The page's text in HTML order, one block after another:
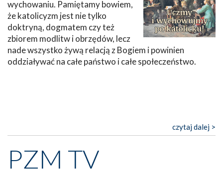
wychowaniu. Pamiętamy bowiem,
że katolicyzm jest nie tylko
doktryną, dogmatem czy też
zbiorem modlitw i obrzędów, lecz
nade wszystko żywą relacją z Bogiem i powinien
oddziaływać na całe państwo i całe społeczeństwo.
czytaj dalej >
PZM TV